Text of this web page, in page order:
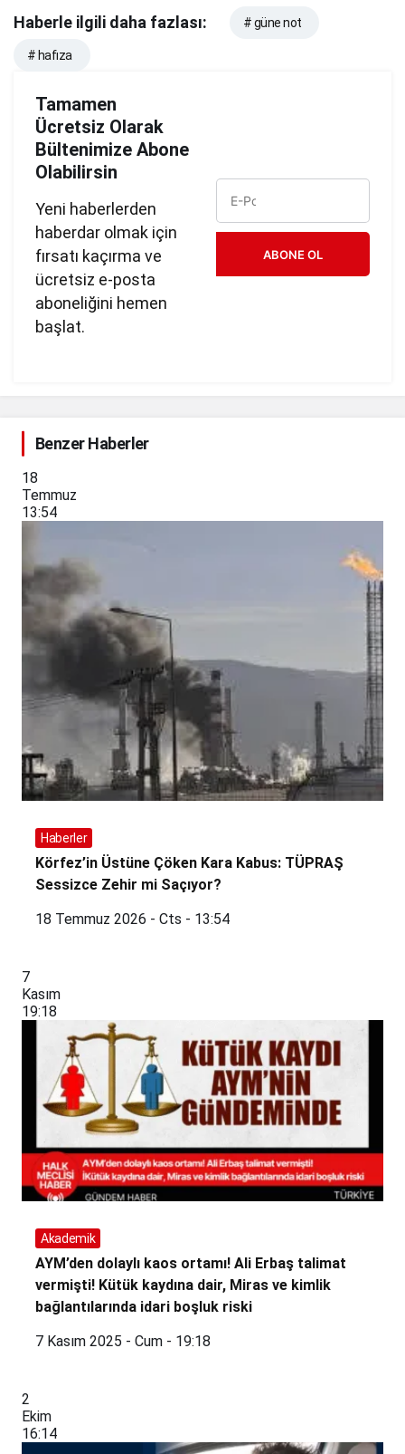
Haberle ilgili daha fazlası: # güne not
# hafıza
Tamamen
Ücretsiz Olarak
Bültenimize Abone
Olabilirsin
Yeni haberlerden
haberdar olmak için
fırsatı kaçırma ve
ücretsiz e-posta
aboneliğini hemen
başlat.
ABONE OL
Benzer Haberler
18
Temmuz
13:54
Haberler
Körfez’in Üstüne Çöken Kara Kabus: TÜPRAŞ
Sessizce Zehir mi Saçıyor?
18 Temmuz 2026 - Cts - 13:54
7
Kasım
19:18
Akademik
AYM’den dolaylı kaos ortamı! Ali Erbaş talimat
vermişti! Kütük kaydına dair, Miras ve kimlik
bağlantılarında idari boşluk riski
7 Kasım 2025 - Cum - 19:18
2
Ekim
16:14